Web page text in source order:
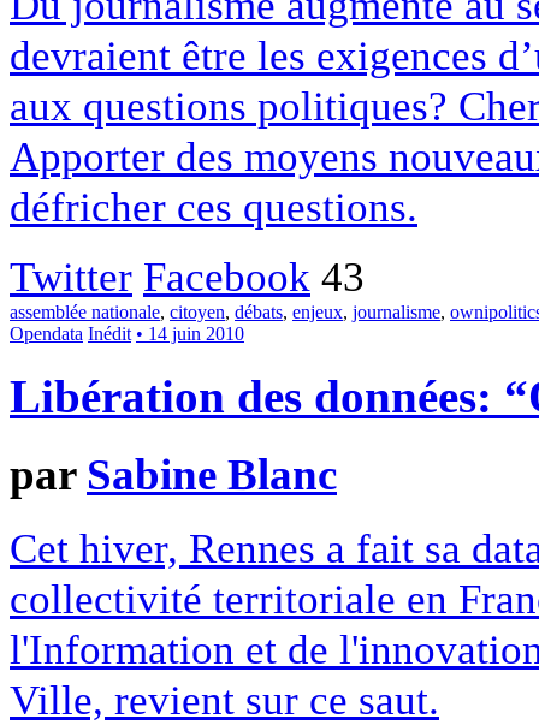
devraient être les exigences
aux questions politiques?
Apporter des moyens
défricher ces questions.
Twitter Facebook 43
assemblée nationale, citoyen, débats, enjeux, journalisme,
Opendata Inédit • 14 juin 2010
Libération des données:
par Sabine Blanc
Cet hiver, Rennes a fait sa
collectivité territoriale en
l'Information et de
Ville, revient sur ce saut.